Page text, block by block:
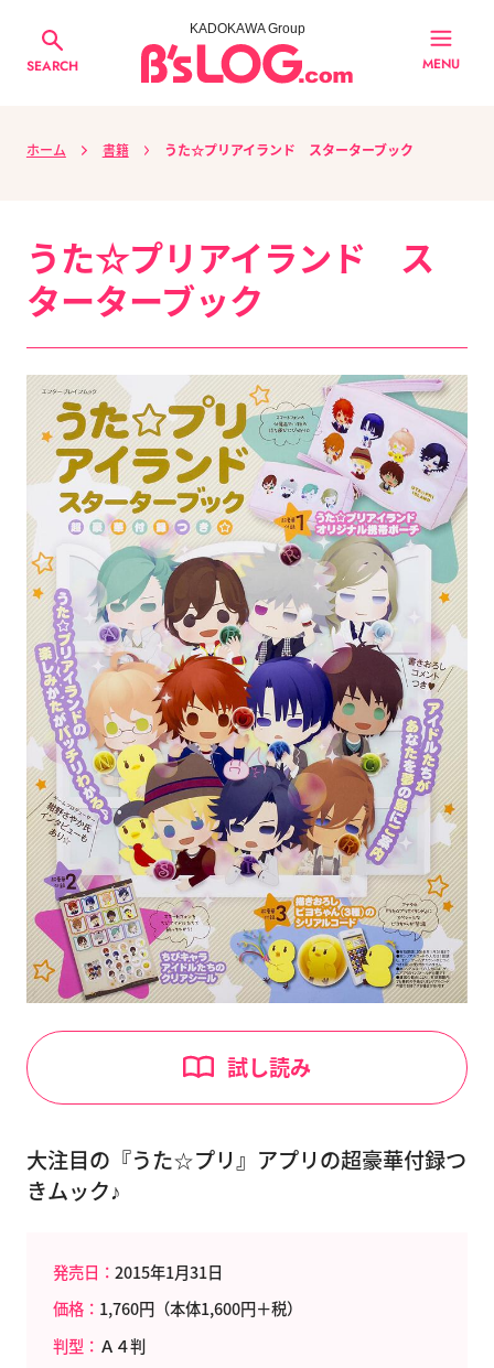
SEARCH
KADOKAWA Group
MENU
ホーム 書籍 うた☆プリアイランド スターターブック
試し読み
うた☆プリアイランド ス
ターターブック
大注目の『うた☆プリ』アプリの超豪華付録つ
きムック♪
発売日： 2015年1月31日
価格： 1,760円（本体1,600円＋税）
判型： Ａ４判